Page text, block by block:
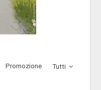
Tutti
­Promozione